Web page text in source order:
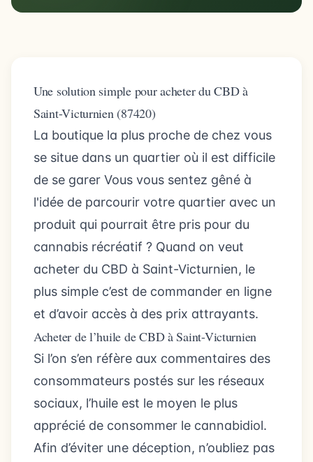
Une solution simple pour acheter du CBD à
Saint-Victurnien (87420)
La boutique la plus proche de chez vous
se situe dans un quartier où il est difficile
de se garer Vous vous sentez gêné à
l'idée de parcourir votre quartier avec un
produit qui pourrait être pris pour du
cannabis récréatif ? Quand on veut
acheter du CBD à Saint-Victurnien, le
plus simple c’est de commander en ligne
et d’avoir accès à des prix attrayants.
Acheter de l’huile de CBD à Saint-Victurnien
Si l’on s’en réfère aux commentaires des
consommateurs postés sur les réseaux
sociaux, l’huile est le moyen le plus
apprécié de consommer le cannabidiol.
Afin d’éviter une déception, n’oubliez pas